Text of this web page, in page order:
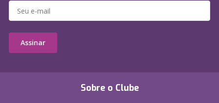
Sobre o Clube
Assinar